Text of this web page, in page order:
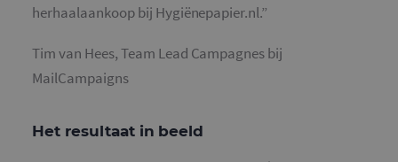
herhaalaankoop bij Hygiënepapier.nl.”
Tim van Hees, Team Lead Campagnes bij
MailCampaigns
Het resultaat in beeld